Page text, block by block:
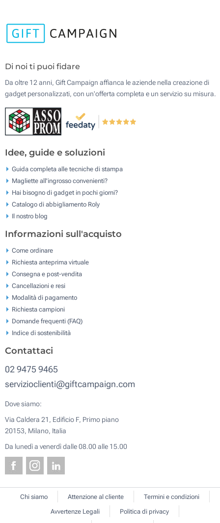
Di noi ti puoi fidare
Da oltre 12 anni, Gift Campaign affianca le aziende nella creazione di
gadget personalizzati, con un'offerta completa e un servizio su misura.
Idee, guide e soluzioni
Guida completa alle tecniche di stampa
Magliette all'ingrosso convenienti?
Hai bisogno di gadget in pochi giorni?
Catalogo di abbigliamento Roly
Il nostro blog
Informazioni sull'acquisto
Come ordinare
Richiesta anteprima virtuale
Consegna e post-vendita
Cancellazioni e resi
Modalità di pagamento
Richiesta campioni
Domande frequenti (FAQ)
Indice di sostenibilità
Contattaci
02 9475 9465
servizioclienti@giftcampaign.com
Dove siamo:
Via Caldera 21, Edificio F, Primo piano
20153, Milano, Italia
Da lunedì a venerdì dalle 08.00 alle 15.00
Chi siamo Attenzione al cliente
Termini e condizioni
Avvertenze Legali
Politica di privacy